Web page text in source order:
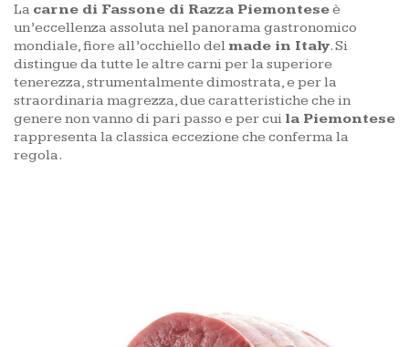
La carne di Fassone di Razza Piemonteseè
un’eccellenza assoluta nel panorama gastronomico
mondiale, fiore all’occhiello del made in Italy. Si
distingue da tutte le altre carni per la superiore
tenerezza, strumentalmente dimostrata, e per la
straordinaria magrezza, due caratteristiche che in
genere non vanno di pari passo e per cui la Piemontese
rappresenta la classica eccezione che conferma la
regola.